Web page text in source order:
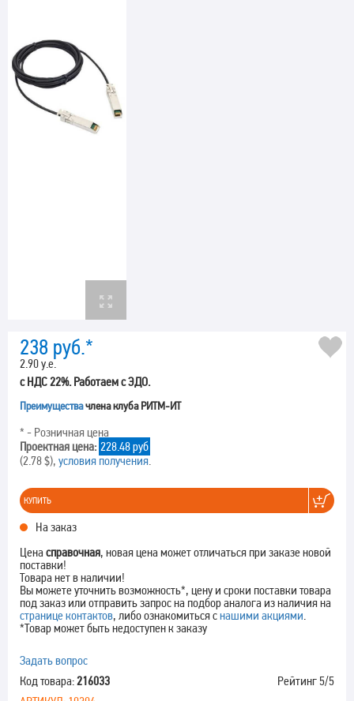
238 руб.*
2.90 у.е.
с НДС 22%. Работаем с ЭДО.
Преимуществачлена клуба РИТМ-ИТ
* - Розничная цена
Проектная цена: 228.48 руб
(2.78 $), условия получения.
КУПИТЬ
На заказ
Цена справочная, новая цена может отличаться при заказе новой
поставки!
Товара нет в наличии!
Вы можете уточнить возможность*, цену и сроки поставки товара
под заказ или отправить запрос на подбор аналога из наличия на
странице контактов, либо ознакомиться снашими акциями.
*Товар может быть недоступен к заказу
Задать вопрос
Рейтинг 5/5
Код товара:216033